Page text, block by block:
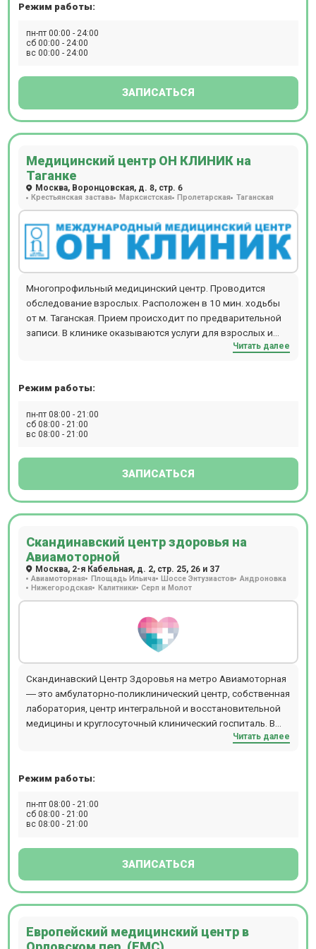
Режим работы:
пн-пт 00:00 - 24:00
сб 00:00 - 24:00
вс 00:00 - 24:00
ЗАПИСАТЬСЯ
Медицинский центр ОН КЛИНИК на
Таганке
Москва, Воронцовская, д. 8, стр. 6
Крестьянская застава Марксистская Пролетарская Таганская
Многопрофильный медицинский центр. Проводится
обследование взрослых. Расположен в 10 мин. ходьбы
от м. Таганская. Прием происходит по предварительной
записи. В клинике оказываются услуги для взрослых и
Читать далее
Режим работы:
пн-пт 08:00 - 21:00
сб 08:00 - 21:00
вс 08:00 - 21:00
ЗАПИСАТЬСЯ
Скандинавский центр здоровья на
Авиамоторной
Москва, 2-я Кабельная, д. 2, стр. 25, 26 и 37
Авиамоторная Площадь Ильича Шоссе Энтузиастов Андроновка
Нижегородская Калитники Серп и Молот
Скандинавский Центр Здоровья на метро Авиамоторная
― это амбулаторно-поликлинический центр, собственная
лаборатория, центр интегральной и восстановительной
медицины и круглосуточный клинический госпиталь. В
центре осуществляется полный комплекс услуг по
47 медицинским направлениям. Приём осуществляется
бесплатная парковка для пациентов.
Читать далее
Режим работы:
пн-пт 08:00 - 21:00
сб 08:00 - 21:00
вс 08:00 - 21:00
ЗАПИСАТЬСЯ
Европейский медицинский центр в